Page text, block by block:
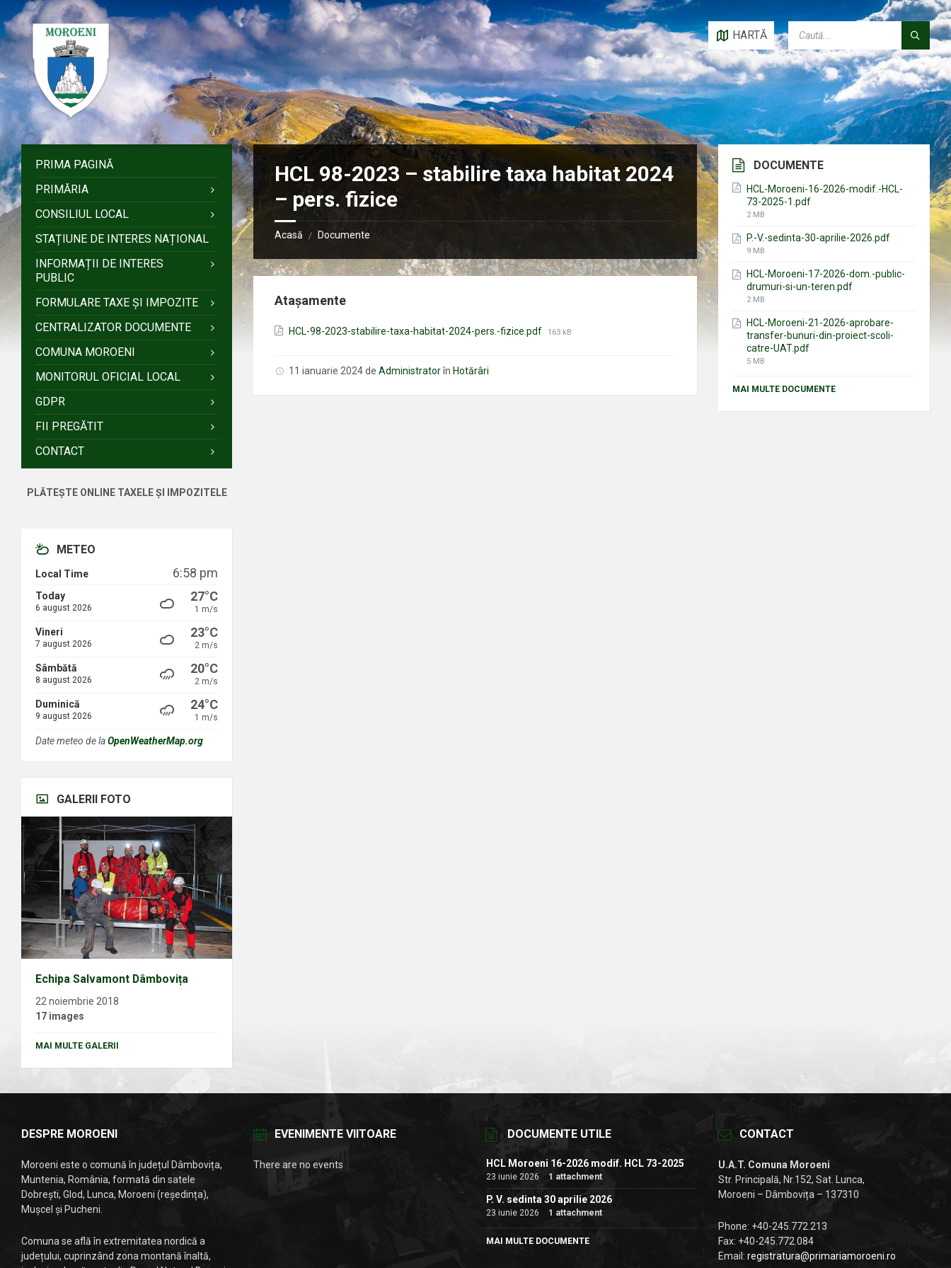
la
conținut
la
bara
laterală
stângă
la
bara
laterală
dreaptă
la
subsol
HARTĂ
HCL 98-2023 – stabilire taxa habitat 2024
– pers. fizice
Acasă / Documente
Atașamente
HCL-98-2023-stabilire-taxa-habitat-2024-pers.-fizice.pdf Mărimea
163 kB
11 ianuarie 2024deAdministrator în Hotărâri
PRIMA PAGINĂ
PRIMĂRIA
CONSILIUL LOCAL
STAȚIUNE DE INTERES NAȚIONAL
INFORMAȚII DE INTERES
PUBLIC
FORMULARE TAXE ȘI IMPOZITE
CENTRALIZATOR DOCUMENTE
COMUNA MOROENI
MONITORUL OFICIAL LOCAL
GDPR
FII PREGĂTIT
CONTACT
PLĂTEȘTE ONLINE TAXELE ȘI IMPOZITELE
METEO
Local Time 6:58 pm
Today
6 august 2026
27°C
1 m/s
Vineri
7 august 2026
23°C
2 m/s
Sâmbătă
8 august 2026
20°C
2 m/s
Duminică
9 august 2026
24°C
1 m/s
Date meteo de laOpenWeatherMap.org
GALERII FOTO
Echipa Salvamont Dâmbovița
22 noiembrie 2018
17 images
MAI MULTE GALERII
DOCUMENTE
HCL-Moroeni-16-2026-modif.-HCL-
73-2025-1.pdf
File
2 MB
P.-V.-sedinta-30-aprilie-2026.pdf
File
9 MB
HCL-Moroeni-17-2026-dom.-public-
drumuri-si-un-teren.pdf
File
2 MB
HCL-Moroeni-21-2026-aprobare-
transfer-bunuri-din-proiect-scoli-
catre-UAT.pdf
File
5 MB
MAI MULTE DOCUMENTE
DESPRE MOROENI
Moroeni este o comună în județul Dâmbovița,
Muntenia, România, formată din satele
Dobrești, Glod, Lunca, Moroeni (reședința),
Mușcel și Pucheni.
Comuna se află în extremitatea nordică a
județului, cuprinzând zona montană înaltă,
EVENIMENTE VIITOARE
There are no events
DOCUMENTE UTILE
HCL Moroeni 16-2026 modif. HCL 73-2025
23 iunie 2026 1 attachment
P. V. sedinta 30 aprilie 2026
23 iunie 2026 1 attachment
MAI MULTE DOCUMENTE
CONTACT
U.A.T. Comuna Moroeni
Str. Principală, Nr.152, Sat. Lunca,
Moroeni – Dâmbovița – 137310
Phone: +40-245.772.213
Fax: +40-245.772.084
Email:registratura@primariamoroeni.ro